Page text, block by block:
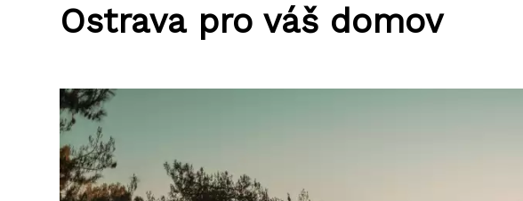
Ostrava pro váš domov